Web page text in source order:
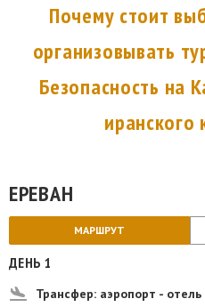
Почему стоит
организовывать
Безопасность на
иранского
ЕРЕВАН
МАРШРУТ
ДЕНЬ 1
Трансфер: аэропорт - отель